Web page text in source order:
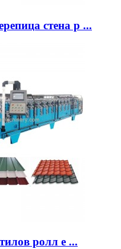
стена р ...
ролл е ...